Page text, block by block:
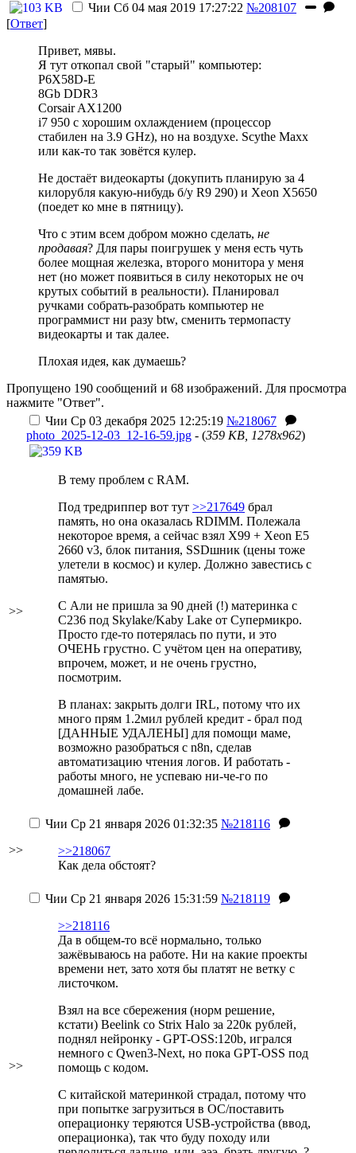
Чии Сб 04 мая 2019 17:27:22 №208107
[Ответ]
Привет, мявы.
Я тут откопал свой "старый" компьютер:
P6X58D-E
8Gb DDR3
Corsair AX1200
i7 950 с хорошим охлаждением (процессор
стабилен на 3.9 GHz), но на воздухе. Scythe Maxx
или как-то так зовётся кулер.
Не достаёт видеокарты (докупить планирую за 4
килорубля какую-нибудь б/у R9 290) и Xeon X5650
(поедет ко мне в пятницу).
Что с этим всем добром можно сделать, не
продавая? Для пары поигрушек у меня есть чуть
более мощная железка, второго монитора у меня
нет (но может появиться в силу некоторых не оч
крутых событий в реальности). Планировал
ручками собрать-разобрать компьютер не
программист ни разу btw, сменить термопасту
видеокарты и так далее.
Плохая идея, как думаешь?
Пропущено 190 сообщений и 68 изображений. Для просмотра
нажмите "Ответ".
>>
Чии Ср 03 декабря 2025 12:25:19 №218067
photo_2025-12-03_12-16-59.jpg - (359 KB, 1278x962)
В тему проблем с RAM.
Под тредриппер вот тут >>217649 брал
память, но она оказалась RDIMM. Полежала
некоторое время, а сейчас взял X99 + Xeon E5
2660 v3, блок питания, SSDшник (цены тоже
улетели в космос) и кулер. Должно завестись с
памятью.
С Али не пришла за 90 дней (!) материнка с
C236 под Skylake/Kaby Lake от Супермикро.
Просто где-то потерялась по пути, и это
ОЧЕНЬ грустно. С учётом цен на оперативу,
впрочем, может, и не очень грустно,
посмотрим.
В планах: закрыть долги IRL, потому что их
много прям 1.2мил рублей кредит - брал под
[ДАННЫЕ УДАЛЕНЫ] для помощи маме,
возможно разобраться с n8n, сделав
автоматизацию чтения логов. И работать -
работы много, не успеваю ни-че-го по
домашней лабе.
>>
Чии Ср 21 января 2026 01:32:35 №218116
>>218067
Как дела обстоят?
>>
Чии Ср 21 января 2026 15:31:59 №218119
>>218116
Да в общем-то всё нормально, только
зажёвываюсь на работе. Ни на какие проекты
времени нет, зато хотя бы платят не ветку с
листочком.
Взял на все сбережения (норм решение,
кстати) Beelink со Strix Halo за 220к рублей,
поднял нейронку - GPT-OSS:120b, игрался
немного с Qwen3-Next, но пока GPT-OSS под
помощь с кодом.
С китайской материнкой страдал, потому что
при попытке загрузиться в ОС/поставить
операционку теряются USB-устройства (ввод,
операционка), так что буду походу или